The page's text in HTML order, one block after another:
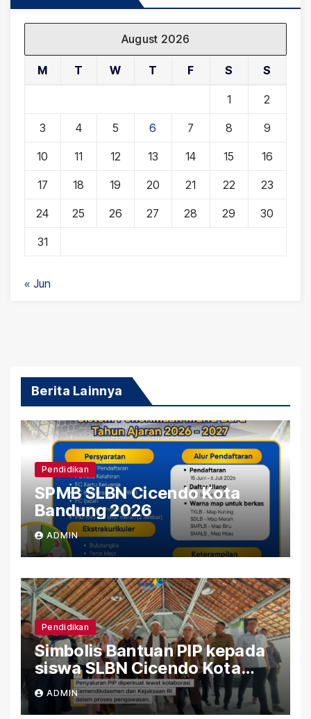
August 2026
M T W T F S S
1 2
3 4 5 6 7 8 9
10 11 12 13 14 15 16
17 18 19 20 21 22 23
24 25 26 27 28 29 30
31
« Jun
Berita Lainnya
Pendidikan
SPMB SLBN Cicendo Kota
Bandung 2026
ADMIN
Pendidikan
Simbolis Bantuan PIP kepada
siswa SLBN Cicendo Kota
Bandung
ADMIN